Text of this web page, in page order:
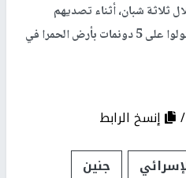
ثلاثة شبان، أثناء تصديهم
لاعتداءات المستوطنين الذين استولوا على 5 دونمات بأرض الحمرا في
إنسخ الرابط
جنين